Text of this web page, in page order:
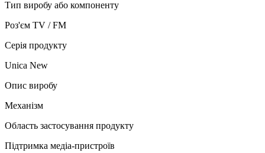
Тип виробу або компоненту
Роз'єм TV / FM
Серія продукту
Unica New
Опис виробу
Механізм
Область застосування продукту
Підтримка медіа-пристроїв